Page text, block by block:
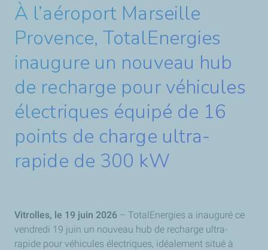
À l’aéroport Marseille
Provence, TotalEnergies
inaugure un nouveau hub
de recharge pour véhicules
électriques équipé de 16
points de charge ultra-
rapide de 300 kW
Vitrolles, le 19 juin 2026 – TotalEnergies a inauguré ce
vendredi 19 juin un nouveau hub de recharge ultra-
rapide pour véhicules électriques, idéalement situé à